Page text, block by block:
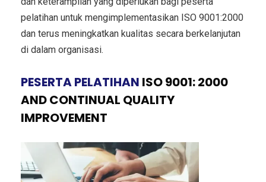
pelatihan untuk mengimplementasikan ISO 9001:2000
dan terus meningkatkan kualitas secara berkelanjutan
di dalam organisasi.
PESERTA PELATIHAN ISO 9001: 2000
AND CONTINUAL QUALITY
IMPROVEMENT